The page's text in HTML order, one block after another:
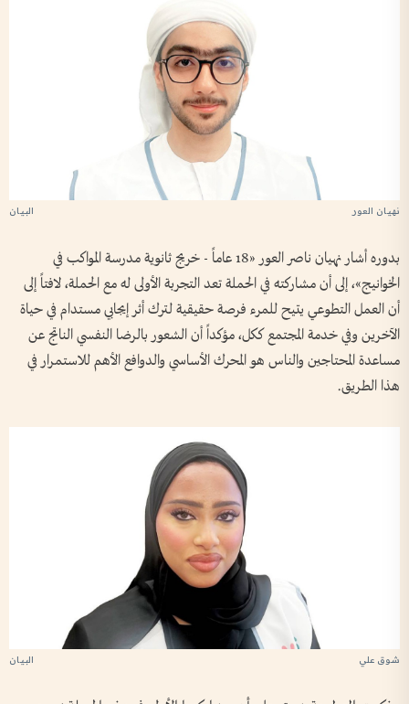
نهيان العور
بدوره أشار نهيان ناصر العور «18 عاماً - خريج ثانوية مدرسة المواكب في
الخوانيج»، إلى أن مشاركته في الحملة تعد التجربة الأولى له مع الحملة، لافتاً إلى
أن العمل التطوعي يتيح للمرء فرصة حقيقية لترك أثر إيجابي مستدام في حياة
الآخرين وفي خدمة المجتمع ككل، مؤكداً أن الشعور بالرضا النفسي الناتج عن
مساعدة المحتاجين والناس هو المحرك الأساسي والدوافع الأهم للاستمرار في
هذا الطريق.
شوق علي